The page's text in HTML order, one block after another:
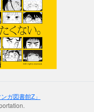
ガ図書館Z」